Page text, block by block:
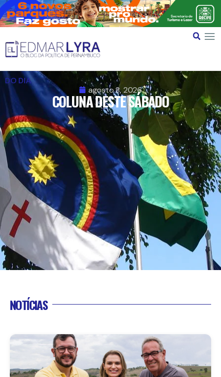
DO DIA
agosto 8, 2026
COLUNA DESTE SÁBADO
NOTÍCIAS